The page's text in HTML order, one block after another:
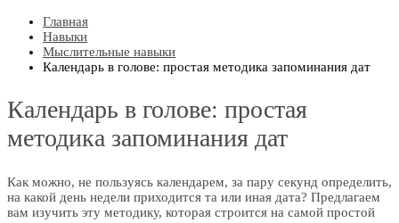
Главная
Навыки
Мыслительные навыки
Календарь в голове: простая методика запоминания дат
Календарь в голове: простая
методика запоминания дат
Как можно, не пользуясь календарем, за пару секунд определить,
на какой день недели приходится та или иная дата? Предлагаем
вам изучить эту методику, которая строится на самой простой